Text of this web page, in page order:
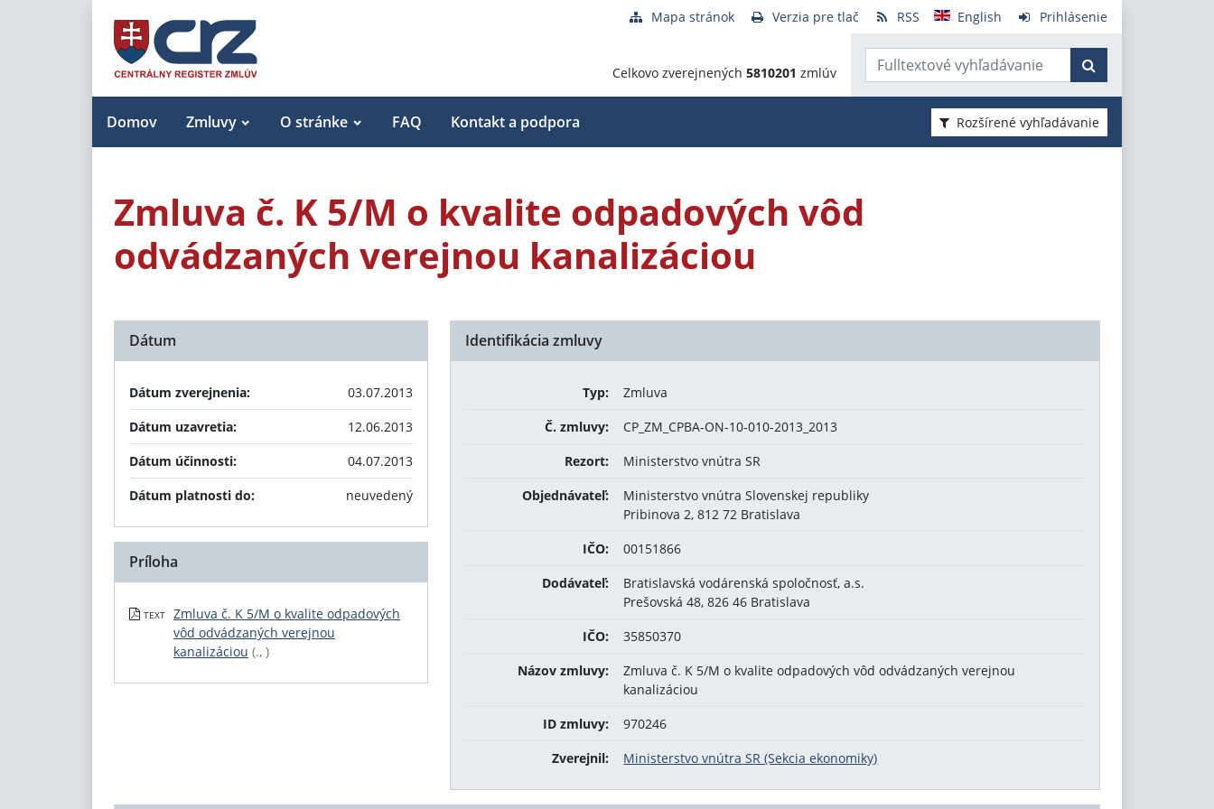
Mapa stránok Verzia pre tlač RSS English Prihlásenie
Celkovo zverejnených 5810201 zmlúv
Domov Zmluvy O stránke FAQ Kontakt a podpora Rozšírené vyhľadávanie
Zmluva č. K 5/M o kvalite odpadových vôd
odvádzaných verejnou kanalizáciou
Identifikácia zmluvy
Typ:
Zmluva
Č. zmluvy:
CP_ZM_CPBA-ON-10-010-2013_2013
Rezort:
Ministerstvo vnútra SR
Objednávateľ:
Ministerstvo vnútra Slovenskej republiky
Pribinova 2, 812 72 Bratislava
IČO:
00151866
Dodávateľ:
Bratislavská vodárenská spoločnosť, a.s.
Prešovská 48, 826 46 Bratislava
IČO:
35850370
Názov zmluvy:
Zmluva č. K 5/M o kvalite odpadových vôd odvádzaných verejnou
kanalizáciou
ID zmluvy:
970246
Zverejnil:
Ministerstvo vnútra SR (Sekcia ekonomiky)
Dátum
Dátum zverejnenia:
03.07.2013
Dátum uzavretia:
12.06.2013
Dátum účinnosti:
04.07.2013
Dátum platnosti do:
neuvedený
Príloha
TEXT
Zmluva č. K 5/M o kvalite odpadových
vôd odvádzaných verejnou
kanalizáciou (., )